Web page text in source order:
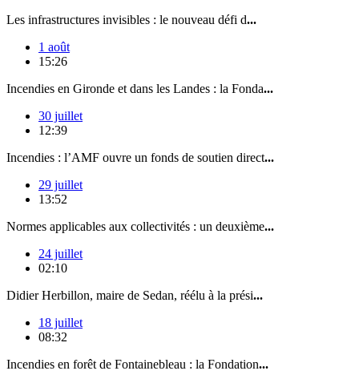
Les infrastructures invisibles : le nouveau défi d...
1 août
15:26
Incendies en Gironde et dans les Landes : la Fonda...
30 juillet
12:39
Incendies : l’AMF ouvre un fonds de soutien direct...
29 juillet
13:52
Normes applicables aux collectivités : un deuxième...
24 juillet
02:10
Didier Herbillon, maire de Sedan, réélu à la prési...
18 juillet
08:32
Incendies en forêt de Fontainebleau : la Fondation...